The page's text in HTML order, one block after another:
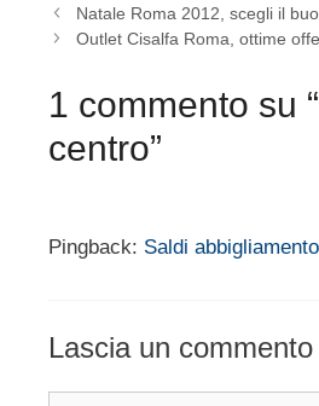
Natale Roma 2012, scegli il
Outlet Cisalfa Roma, ottime
1 commento su
centro”
Pingback: Saldi
Lascia un commento